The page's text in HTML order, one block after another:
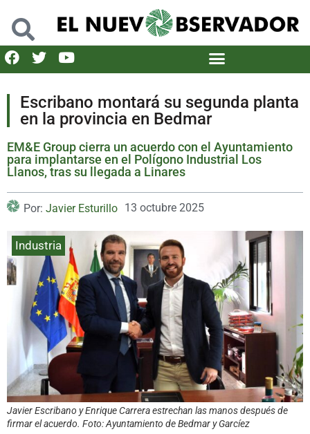
Escribano montará su segunda planta
en la provincia en Bedmar
EM&E Group cierra un acuerdo con el Ayuntamiento
para implantarse en el Polígono Industrial Los
Llanos, tras su llegada a Linares
Por: Javier Esturillo 13 octubre 2025
Industria
Javier Escribano y Enrique Carrera estrechan las manos después de
firmar el acuerdo. Foto: Ayuntamiento de Bedmar y Garcíez